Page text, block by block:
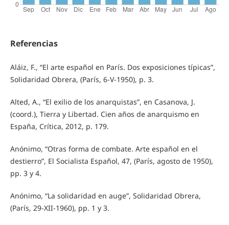
Referencias
Aláiz, F., “El arte español en París. Dos exposiciones típicas”,
Solidaridad Obrera, (París, 6-V-1950), p. 3.
Alted, A., “El exilio de los anarquistas”, en Casanova, J.
(coord.), Tierra y Libertad. Cien años de anarquismo en
España, Crítica, 2012, p. 179.
Anónimo, “Otras forma de combate. Arte español en el
destierro”, El Socialista Español, 47, (París, agosto de 1950),
pp. 3 y 4.
Anónimo, “La solidaridad en auge”, Solidaridad Obrera,
(París, 29-XII-1960), pp. 1 y 3.